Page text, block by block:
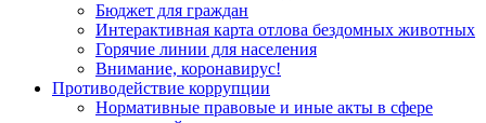
Бюджет для граждан
Интерактивная карта отлова бездомных животных
Горячие линии для населения
Внимание, коронавирус!
Противодействие коррупции
Нормативные правовые и иные акты в сфере